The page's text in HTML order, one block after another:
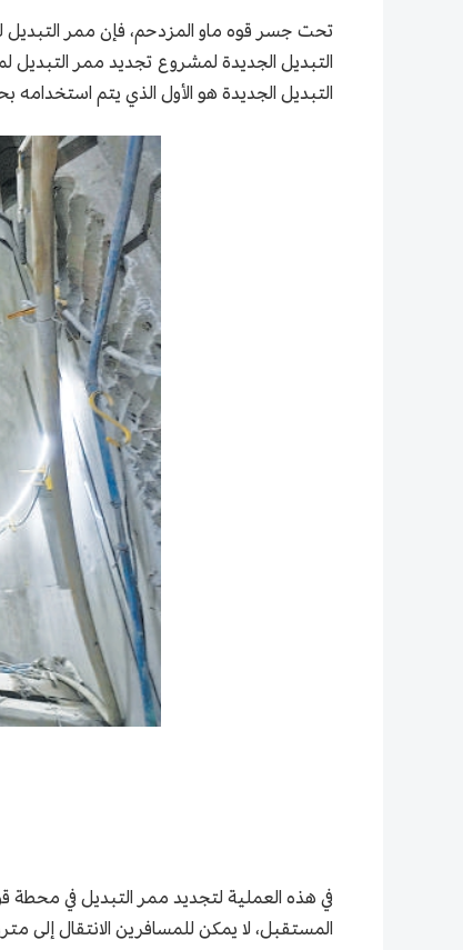
التبديل الجديدة لمشروع تجديد ممر التبديل
التبديل الجديدة هو الأول الذي يتم استخدامه
في هذه العملية لتجديد ممر التبديل في محطة
المستقبل، لا يمكن للمسافرين الانتقال إلى